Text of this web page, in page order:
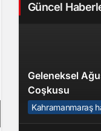
Güncel
Geleneksel
Coşkusu
Kahramanmaraş